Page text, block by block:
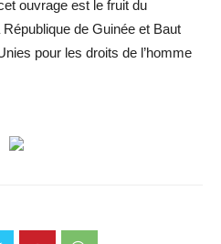
ouvrage est le fruit du
de Guinée et Baut
pour les droits de l’homme